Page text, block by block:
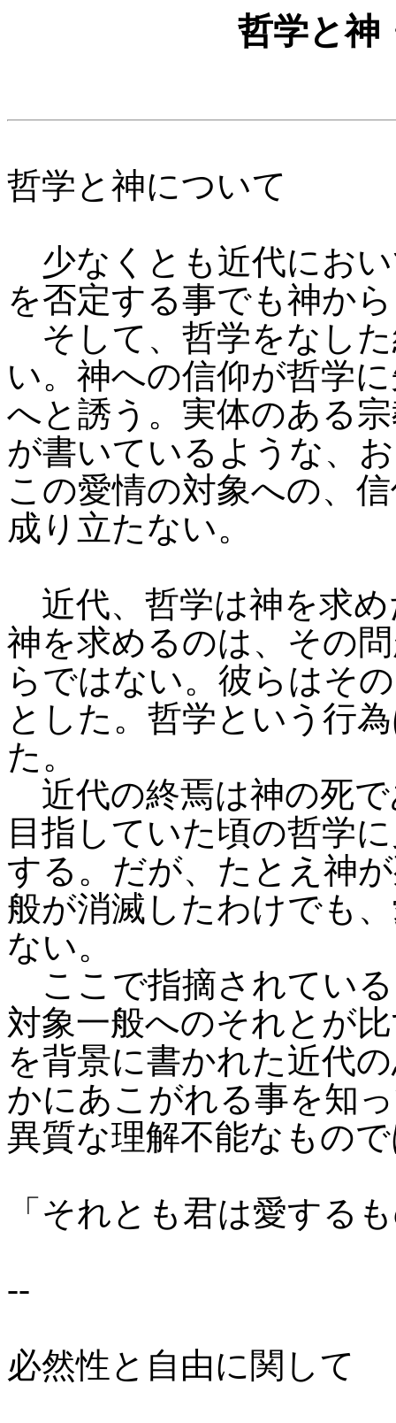
哲学と神
哲学と神について
少なくとも近代にお
を否定する事でも神か
そして、哲学をなし
い。神への信仰が哲学
へと誘う。実体のある
が書いているような、
この愛情の対象への、
成り立たない。
近代、哲学は神を求
神を求めるのは、その
らではない。彼らはそ
とした。哲学という行
た。
近代の終焉は神の死
目指していた頃の哲学
する。だが、たとえ神
般が消滅したわけでも
ない。
ここで指摘されてい
対象一般へのそれとが
を背景に書かれた近代
かにあこがれる事を知
異質な理解不能なもの
「それとも君は愛する
--
必然性と自由に関して